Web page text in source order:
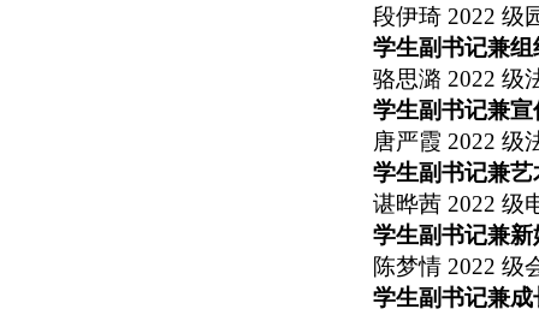
段伊琦 2022 级
学生副书记兼
骆思潞 2022 级
学生副书记兼
唐严霞 2022 级
学生副书记兼
谌晔茜 2022 级
学生副书记兼
陈梦情 2022 级
学生副书记兼